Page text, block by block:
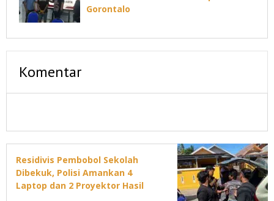
Gorontalo
Komentar
Residivis Pembobol Sekolah
Dibekuk, Polisi Amankan 4
Laptop dan 2 Proyektor Hasil